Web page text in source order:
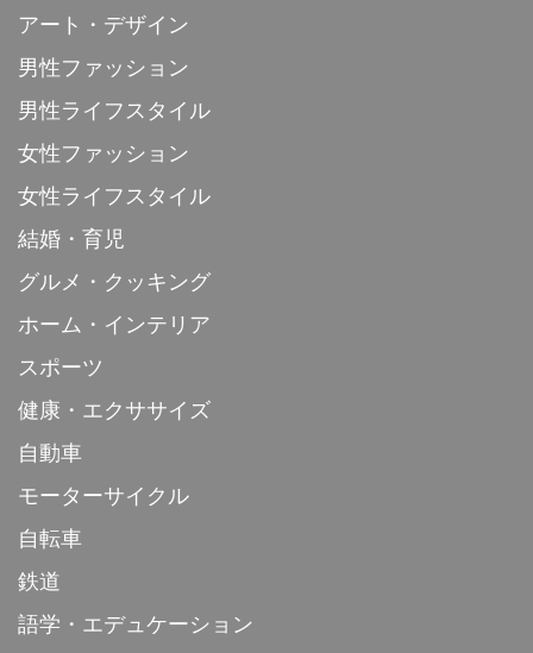
アート・デザイン
男性ファッション
男性ライフスタイル
女性ファッション
女性ライフスタイル
結婚・育児
グルメ・クッキング
ホーム・インテリア
スポーツ
健康・エクササイズ
自動車
モーターサイクル
自転車
鉄道
語学・エデュケーション